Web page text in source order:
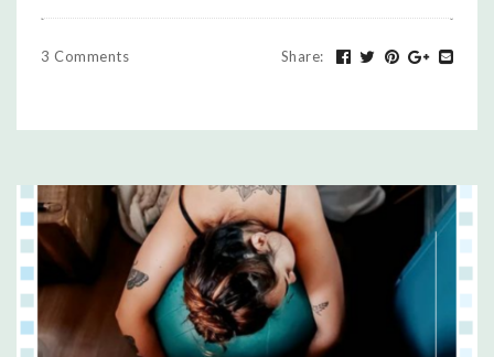
3 Comments Share: